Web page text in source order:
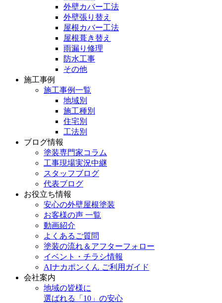
外壁カバー工法
外壁張り替え
屋根カバー工法
屋根葺き替え
雨漏り修理
防水工事
その他
施工事例
施工事例一覧
地域別
施工種別
住宅別
工法別
ブログ情報
塗装専門家コラム
工事現場実況中継
スタッフブログ
代表ブログ
お役立ち情報
安心の外壁屋根塗装
お客様の声 一覧
動画紹介
よくあるご質問
塗装の流れ＆アフターフォロー
イベント・チラシ情報
AIナカポンくん ご利用ガイド
会社案内
地域の皆様に
選ばれる「10」の安心